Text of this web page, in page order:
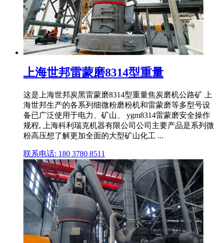
上海世邦雷蒙磨8314型重量
这是上海世邦炭黑雷蒙磨8314型重量焦炭磨机公路矿 上
海世邦生产的各系列细微粉磨粉机和雷蒙磨等多型号设
备已广泛使用于电力、矿山、 ygm8314雷蒙磨安全操作
规程, 上海科利瑞克机器有限公司公司主要产品是系列微
粉高压想了解更加全面的大型矿山化工 ...
联系电话: 180 3780 8511